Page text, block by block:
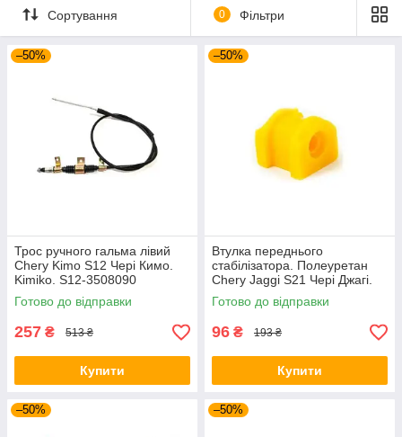
Сортування 0 Фільтри
–50%
Трос ручного гальма лівий
Chery Kimo S12 Чері Кимо.
Kimiko. S12-3508090
Готово до відправки
257 ₴ 513 ₴
Купити
–50%
Втулка переднього
стабілізатора. Полеуретан
Chery Jaggi S21 Чері Джагі.
S21-2906015
Готово до відправки
96 ₴ 193 ₴
Купити
–50% –50%